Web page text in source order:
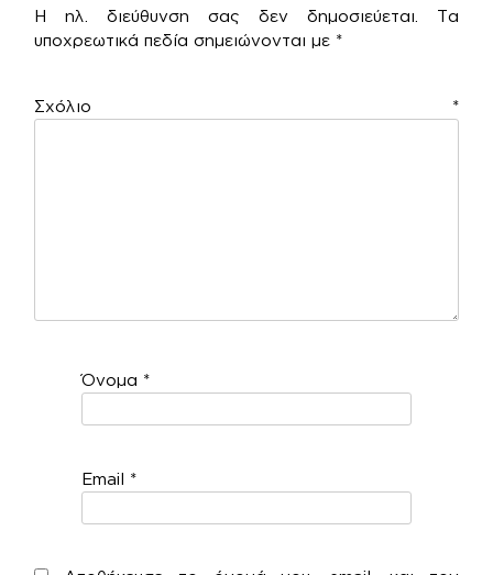
Η ηλ. διεύθυνση σας δεν δημοσιεύεται.
Τα
υποχρεωτικά πεδία σημειώνονται με *
Σχόλιο *
Όνομα *
Email *